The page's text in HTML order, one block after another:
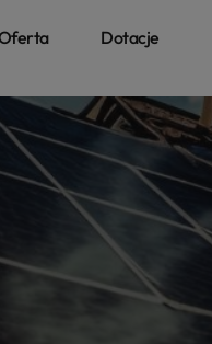
Dotacje